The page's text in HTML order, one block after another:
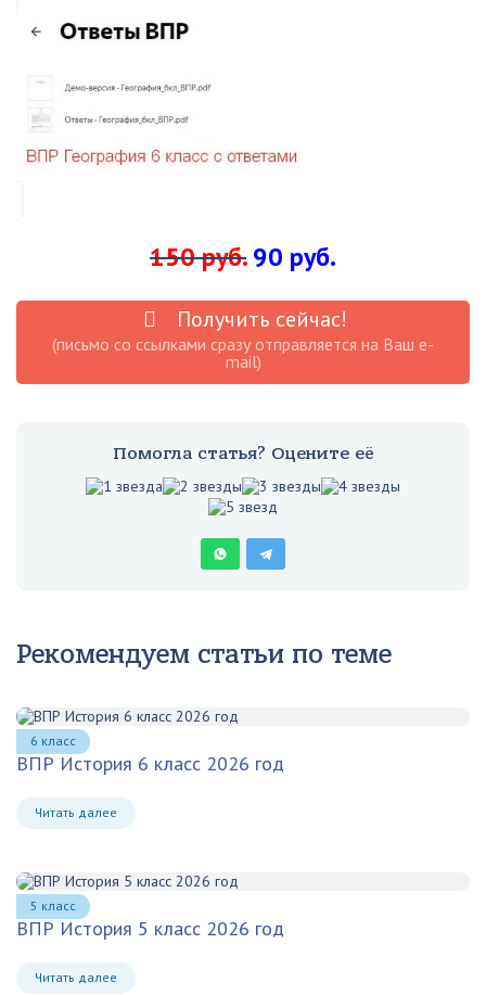
150 руб. 90 руб.
Получить сейчас!
(письмо со ссылками сразу отправляется на Ваш e-
mail)
Помогла статья? Оцените её
Рекомендуем статьи по теме
ВПР История 6 класс 2026 год
Читать далее
6 класс
ВПР История 5 класс 2026 год
Читать далее
5 класс